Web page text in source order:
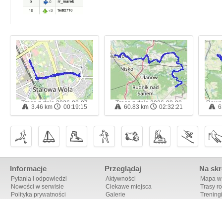
Trasa z dnia 2026-08-07
17:12 - trasa rowerowa
3.46 km 00:19:15
Trasa z dnia 2026-08-08
17:26 - trasa rowerowa
60.83 km 02:32:21
Informacje
Pytania i odpowiedzi
Nowości w serwisie
Polityka prywatności
Przeglądaj
Aktywności
Ciekawe miejsca
Galerie
Na
Mapa
Trasy